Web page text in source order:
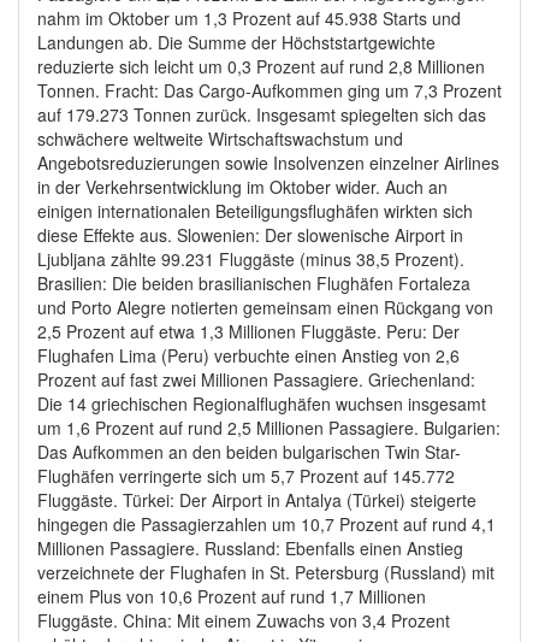
nahm im Oktober um 1,3 Prozent auf 45.938 Starts und
Landungen ab. Die Summe der Höchststartgewichte
reduzierte sich leicht um 0,3 Prozent auf rund 2,8 Millionen
Tonnen. Fracht: Das Cargo-Aufkommen ging um 7,3 Prozent
auf 179.273 Tonnen zurück. Insgesamt spiegelten sich das
schwächere weltweite Wirtschaftswachstum und
Angebotsreduzierungen sowie Insolvenzen einzelner Airlines
in der Verkehrsentwicklung im Oktober wider. Auch an
einigen internationalen Beteiligungsflughäfen wirkten sich
diese Effekte aus. Slowenien: Der slowenische Airport in
Ljubljana zählte 99.231 Fluggäste (minus 38,5 Prozent).
Brasilien: Die beiden brasilianischen Flughäfen Fortaleza
und Porto Alegre notierten gemeinsam einen Rückgang von
2,5 Prozent auf etwa 1,3 Millionen Fluggäste. Peru: Der
Flughafen Lima (Peru) verbuchte einen Anstieg von 2,6
Prozent auf fast zwei Millionen Passagiere. Griechenland:
Die 14 griechischen Regionalflughäfen wuchsen insgesamt
um 1,6 Prozent auf rund 2,5 Millionen Passagiere. Bulgarien:
Das Aufkommen an den beiden bulgarischen Twin Star-
Flughäfen verringerte sich um 5,7 Prozent auf 145.772
Fluggäste. Türkei: Der Airport in Antalya (Türkei) steigerte
hingegen die Passagierzahlen um 10,7 Prozent auf rund 4,1
Millionen Passagiere. Russland: Ebenfalls einen Anstieg
verzeichnete der Flughafen in St. Petersburg (Russland) mit
einem Plus von 10,6 Prozent auf rund 1,7 Millionen
Fluggäste. China: Mit einem Zuwachs von 3,4 Prozent